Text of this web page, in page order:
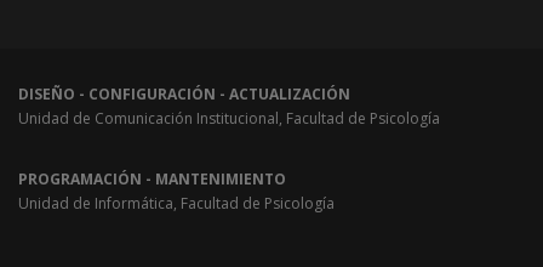
DISEÑO - CONFIGURACIÓN - ACTUALIZACIÓN
Unidad de Comunicación Institucional, Facultad de Psicología
PROGRAMACIÓN - MANTENIMIENTO
Unidad de Informática, Facultad de Psicología